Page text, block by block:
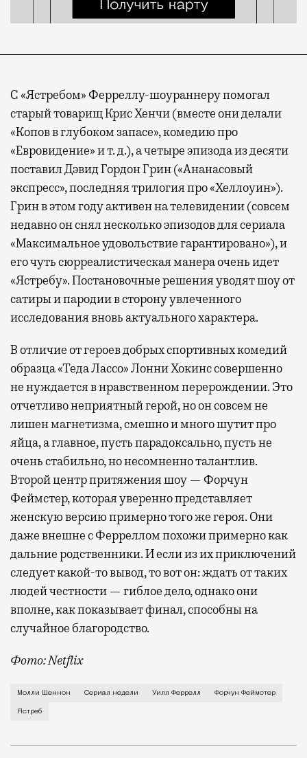
С «Ястребом» Ферреллу-шоураннеру помогал
старый товарищ Крис Хенчи (вместе они делали
«Копов в глубоком запасе», комедию про
«Евровидение» и т. д.), а четыре эпизода из десяти
поставил Дэвид Гордон Грин («Ананасовый
экспресс», последняя трилогия про «Хеллоуин»).
Грин в этом году активен на телевидении (совсем
недавно он снял несколько эпизодов для сериала
«Максимальное удовольствие гарантировано»), и
его чуть сюрреалистическая манера очень идет
«Ястребу». Постановочные решения уводят шоу от
сатиры и пародии в сторону увлеченного
исследования вновь актуального характера.
В отличие от героев добрых спортивных комедий
образца «Теда Лассо» Лонни Хокинс совершенно
не нуждается в нравственном перерождении. Это
отчетливо неприятный герой, но он совсем не
лишен магнетизма, смешно и много шутит про
яйца, а главное, пусть парадоксально, пусть не
очень стабильно, но несомненно талантлив.
Второй центр притяжения шоу — Форчун
Феймстер, которая уверенно представляет
женскую версию примерно того же героя. Они
даже внешне с Ферреллом похожи примерно как
дальние родственники. И если из их приключений
следует какой-то вывод, то вот он: ждать от таких
людей честности — гиблое дело, однако они
вполне, как показывает финал, способны на
случайное благородство.
Фото: Netflix
Когда-то Лонни Хокинс (Уилл Феррелл) был
Молли Шеннон Сериал недели Уилл Феррелл Форчун Феймстер
Ястреб